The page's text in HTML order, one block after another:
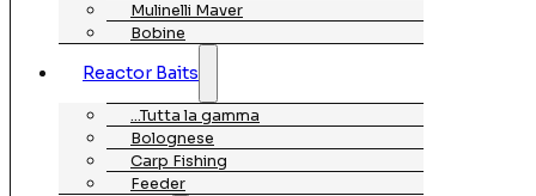
Mulinelli Maver
Bobine
Reactor Baits
…Tutta la gamma
Bolognese
Carp Fishing
Feeder